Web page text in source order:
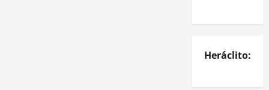
Heráclito: